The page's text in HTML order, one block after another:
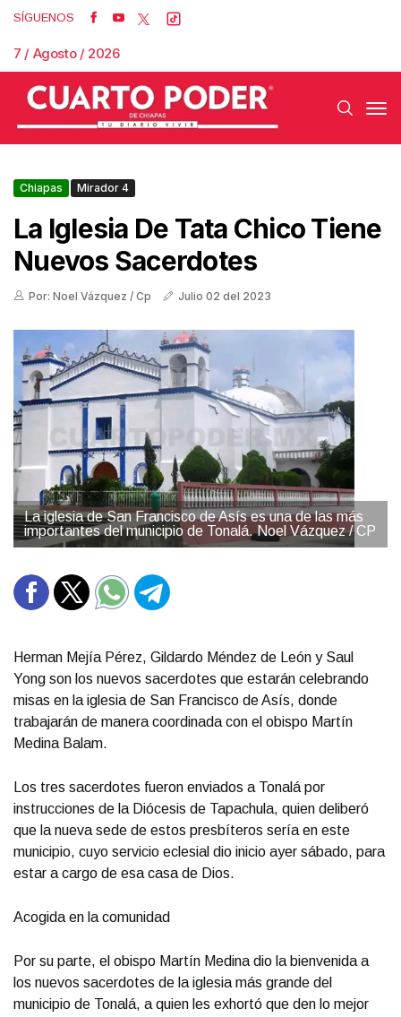
SÍGUENOS
7 / Agosto / 2026
Chiapas Mirador 4
La Iglesia De Tata Chico Tiene
Nuevos Sacerdotes
Por: Noel Vázquez / Cp Julio 02 del 2023
La iglesia de San Francisco de Asís es una de las más
importantes del municipio de Tonalá. Noel Vázquez / CP
Herman Mejía Pérez, Gildardo Méndez de León y Saul
Yong son los nuevos sacerdotes que estarán celebrando
misas en la iglesia de San Francisco de Asís, donde
trabajarán de manera coordinada con el obispo Martín
Medina Balam.
Los tres sacerdotes fueron enviados a Tonalá por
instrucciones de la Diócesis de Tapachula, quien deliberó
que la nueva sede de estos presbíteros sería en este
municipio, cuyo servicio eclesial dio inicio ayer sábado, para
estar a cargo de esa casa de Dios.
Acogida en la comunidad
Por su parte, el obispo Martín Medina dio la bienvenida a
los nuevos sacerdotes de la iglesia más grande del
municipio de Tonalá, a quien les exhortó que den lo mejor